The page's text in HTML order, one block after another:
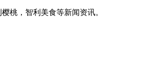
桃，智利美食等新闻资讯。